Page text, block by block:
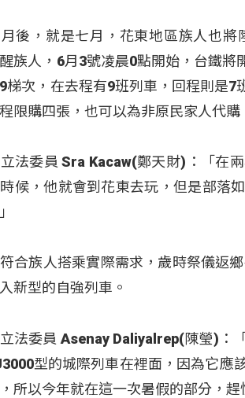
後，就是七月，花東地區族人也
族人，6月3號凌晨0點開始，台鐵
梯次，在去程有9班列車，回程則是
限購四張，也可以為非原民家人代購
法委員 Sra Kacaw(鄭天財)：「在
候，他就會到花東去玩，但是部落
合族人搭乘實際需求，歲時祭儀返
新型的自強列車。
法委員 Asenay Daliyalrep(陳瑩)：
型的城際列車在裡面，因為它應
所以今年就在這一次暑假的部分，趕